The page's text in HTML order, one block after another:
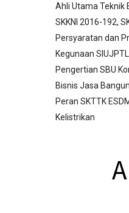
Ahli Utama Teknik
SKKNI 2016-192,
Persyaratan dan
Kegunaan
Pengertian SBU
Bisnis Jasa
Peran SKTTK
Kelistrikan